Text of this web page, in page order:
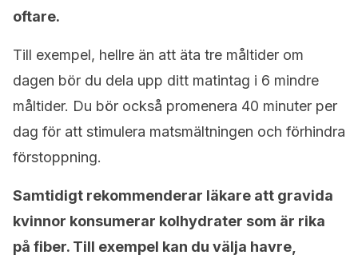
oftare.
Till exempel, hellre än att äta tre måltider om
dagen bör du dela upp ditt matintag i 6 mindre
måltider. Du bör också promenera 40 minuter per
dag för att stimulera matsmältningen och förhindra
förstoppning.
Samtidigt rekommenderar läkare att gravida
kvinnor konsumerar kolhydrater som är rika
på fiber. Till exempel kan du välja havre,